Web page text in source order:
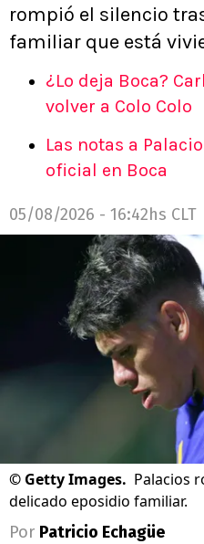
rompió el silencio
familiar que está
¿Lo deja Boca?
volver a Colo Colo
Las notas a
oficial en Boca
05/08/2026 - 16:42hs CLT
© Getty Images. Palacios
delicado eposidio familiar.
Por Patricio Echagüe